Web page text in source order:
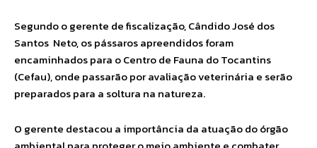
Segundo o gerente de fiscalização, Cândido José dos
Santos Neto, os pássaros apreendidos foram
encaminhados para o Centro de Fauna do Tocantins
(Cefau), onde passarão por avaliação veterinária e serão
preparados para a soltura na natureza.
O gerente destacou a importância da atuação do órgão